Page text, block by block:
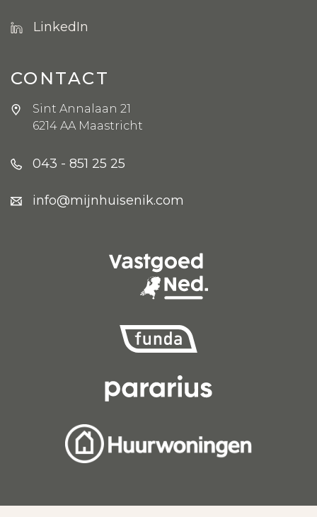
LinkedIn
CONTACT
Sint Annalaan 21
6214 AA Maastricht
043 - 851 25 25
info@mijnhuisenik.com